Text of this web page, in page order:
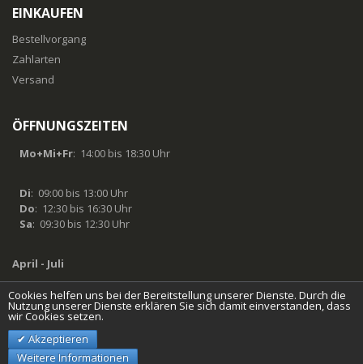
EINKAUFEN
Bestellvorgang
Zahlarten
Versand
ÖFFNUNGSZEITEN
Mo+Mi+Fr: 14:00 bis 18:30 Uhr
Di: 09:00 bis 13:00 Uhr
Do: 12:30 bis 16:30 Uhr
Sa: 09:30 bis 12:30 Uhr
April - Juli
Mo + Di geschlossen
© Hockeystore Linz
Cookies helfen uns bei der Bereitstellung unserer Dienste. Durch die
Nutzung unserer Dienste erklären Sie sich damit einverstanden, dass
wir Cookies setzen.
Akzeptieren
Weitere Informationen